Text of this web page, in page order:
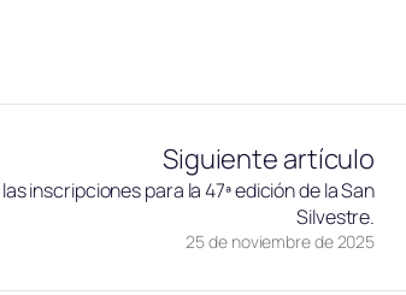
Siguiente artículo
25 de noviembre de 2025
inscripciones para la 47ª edición de la San
Silvestre.